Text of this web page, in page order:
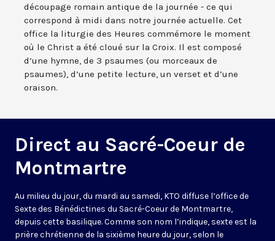
découpage romain antique de la journée - ce qui
correspond à midi dans notre journée actuelle. Cet
office la liturgie des Heures commémore le moment
où le Christ a été cloué sur la Croix. Il est composé
d’une hymne, de 3 psaumes (ou morceaux de
psaumes), d’une petite lecture, un verset et d’une
oraison.
Direct au Sacré-Coeur de
Montmartre
Au milieu du jour, du mardi au samedi, KTO diffuse l’office de
Sexte des Bénédictines du Sacré-Coeur de Montmartre,
depuis cette basilique. Comme son nom l’indique, sexte est la
prière chrétienne de la sixième heure du jour, selon le